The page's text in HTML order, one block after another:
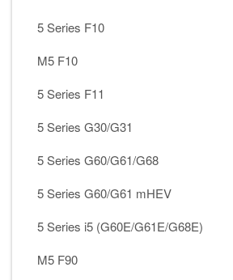
5 Series F10
M5 F10
5 Series F11
5 Series G30/G31
5 Series G60/G61/G68
5 Series G60/G61 mHEV
5 Series i5 (G60E/G61E/G68E)
M5 F90